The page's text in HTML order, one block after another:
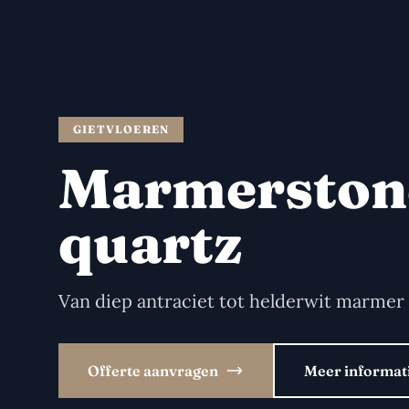
GIETVLOEREN
quartz
Van diep antraciet tot helderwit marmer
Offerte aanvragen Meer